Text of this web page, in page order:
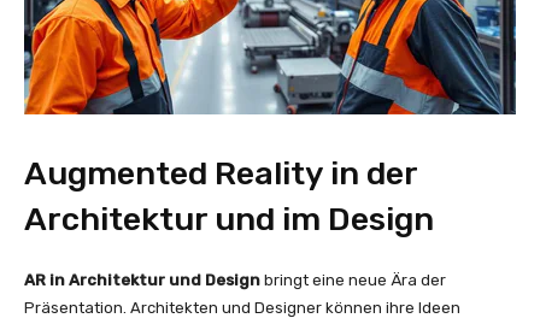
Augmented Reality in der
Architektur und im Design
AR in Architektur und Design bringt eine neue Ära der
Präsentation. Architekten und Designer können ihre Ideen